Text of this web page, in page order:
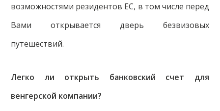
возможностями резидентов ЕС, в том числе перед
Вами открывается дверь безвизовых
путешествий.
Легко ли открыть банковский счет для
венгерской компании?